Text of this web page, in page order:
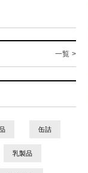
一覧 >
缶詰
乳製品